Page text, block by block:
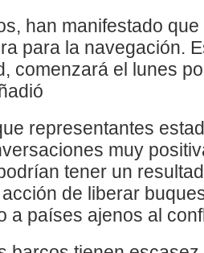
han manifestado
para la navegación.
comenzará el lunes
representantes
muy
tener un
de liberar
a países ajenos al